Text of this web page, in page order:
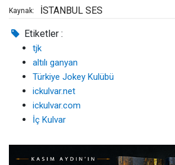
Kaynak: İSTANBUL SES
Etiketler :
tjk
altılı ganyan
Türkiye Jokey Kulübü
ickulvar.net
ickulvar.com
İç Kulvar